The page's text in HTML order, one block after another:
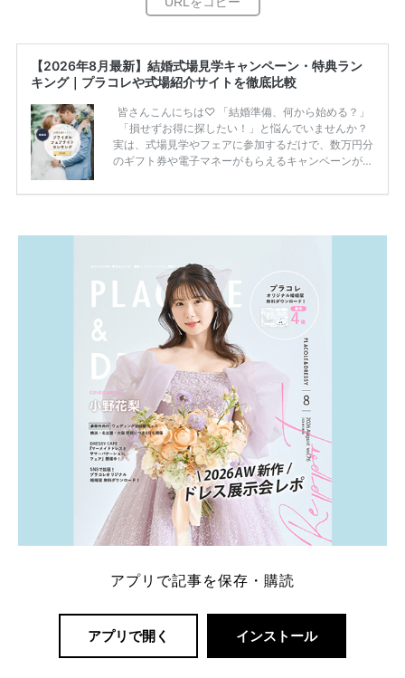
【2026年8月最新】結婚式場見学キャンペーン・特典ラン
キング｜プラコレや式場紹介サイトを徹底比較
皆さんこんにちは♡ 「結婚準備、何から始める？」
「損せずお得に探したい！」と悩んでいませんか？
実は、式場見学やフェアに参加するだけで、数万円分
のギフト券や電子マネーがもらえるキャンペーンがあ
ため、比較せずに選ぶと損をしてしまうことも……。
一番お得？」「プラコレの特典は？」といった疑問も
解決します。 まずは診断で候補を絞れる「ウェディ
ング診断」か、体験型 […]続きを読む
アプリで記事を保存・購読
アプリで開く インストール